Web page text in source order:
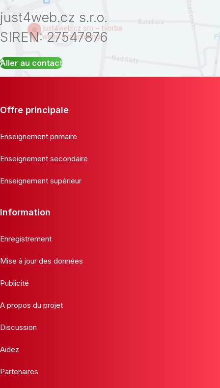
just4web.cz s.r.o.
SIREN: 27547876
Aller au contact
Offre principale
Enseignement primaire
Enseignement secondaire
Enseignement supérieur
Information
Enregistrement
Mise à jour des données
Publicité
A propos du projet
Discussion
Aidez
Partenaires